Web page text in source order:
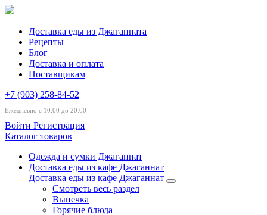
Доставка еды из Джаганната
Рецепты
Блог
Доставка и оплата
Поставщикам
+7 (903) 258-84-52
Ежедневно с 10:00 до 20:00
Войти Регистрация
Каталог товаров
Одежда и сумки Джаганнат
Доставка еды из кафе Джаганнат
Доставка еды из кафе Джаганнат
Смотреть весь раздел
Выпечка
Горячие блюда